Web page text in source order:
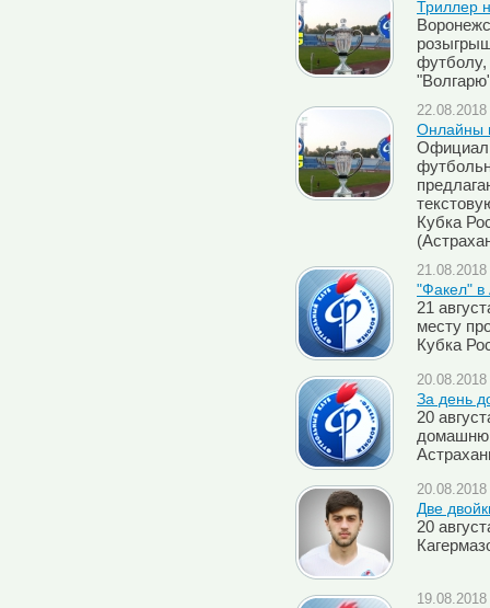
Триллер
футболу,
Онлайны
Кубка
"Факел" в
21
месту
Кубка
За день
20
Две
20